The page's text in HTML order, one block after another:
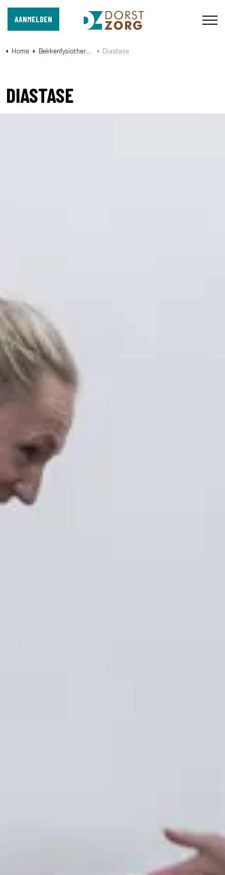
Home Bekkenfysiotherapie- Dorst en Oosterhout Diastase
DIASTASE
AANMELDEN